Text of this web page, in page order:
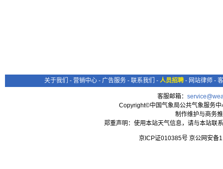
关于我们 - 营销中心 - 广告服务 - 联系我们 - 人员招聘 - 网站律师 -
客服邮箱：
Copyright©中国气象局公共气象服务
制作维护与商务
郑重声明：使用本站天气信息，请与本站联
京ICP证010385号 京公网安备